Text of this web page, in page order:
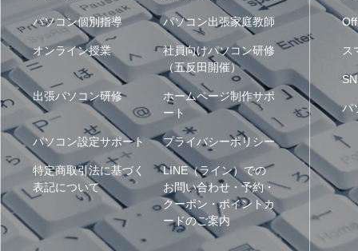
パソコン個別指導 パソコン出張家庭教師
オンライン授業
社員向けパソコン研修
（五反田開催）
出張パソコン研修
ホームページ制作サポ
ート
パソコン設定サポート プライバシーポリシー
特定商取引法に基づく
表記について
LINE（ライン）での
お問い合わせ・予約・
クーポン・ポイントカ
ードのご案内
ス
パ